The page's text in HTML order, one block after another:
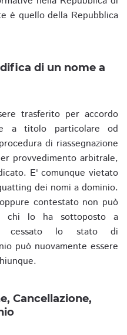
è quello della Repubblica
di un nome a
trasferito per accordo
a titolo particolare od
di riassegnazione
provvedimento arbitrale,
E' comunque vietato
dei nomi a dominio.
contestato non può
chi lo ha sottoposto a
cessato lo stato di
può nuovamente essere
Cancellazione,